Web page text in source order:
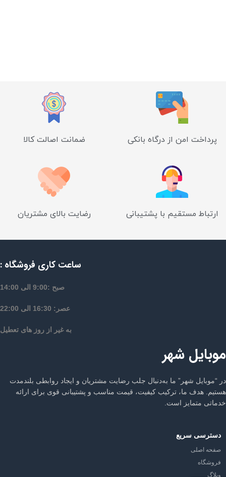
پرداخت امن از درگاه بانکی ضمانت اصالت کالا
ارتباط مستقیم با پشتیبانی رضایت بالای مشتریان
ساعت کاری فروشگاه :
صبح :9:00 الی 14:00
عصر: 16:30 الی 22:00
به غیر از روز های تعطیل
موبایل شهر
در “موبایل شهر” ما به‌دنبال جلب رضایت مشتریان و ایجاد روابطی بلندمدت
هستیم. هدف ما، ترکیب کیفیت، قیمت مناسب و پشتیبانی قوی برای ارائه
خدماتی متمایز است.
دسترسی سریع
صفحه اصلی
فروشگاه
وبلاگ